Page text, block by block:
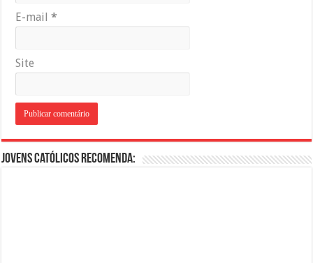
E-mail*
Site
Jovens Católicos Recomenda: